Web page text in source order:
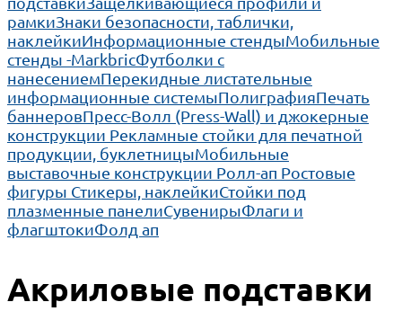
рамкиЗнаки безопасности, таблички,
наклейкиИнформационные стендыМобильные
стенды -MarkbricФутболки с
нанесениемПерекидные листательные
информационные системыПолиграфияПечать
баннеровПресс-Волл (Press-Wall) и джокерные
конструкции Рекламные стойки для печатной
продукции, буклетницыМобильные
выставочные конструкции Ролл-ап Ростовые
фигуры Стикеры, наклейкиСтойки под
плазменные панелиСувенирыФлаги и
флагштокиФолд ап
Акриловые подставки